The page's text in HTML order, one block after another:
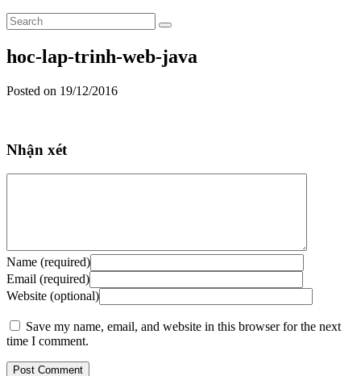
hoc-lap-trinh-web-java
Posted on 19/12/2016
Nhận xét
Name (required)
Email (required)
Website (optional)
Save my name, email, and website in this browser for the next
time I comment.